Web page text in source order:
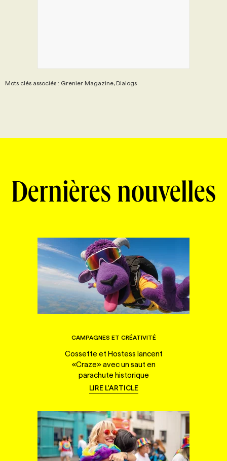
Mots clés associés : Grenier Magazine, Dialogs
Dernières nouvelles
CAMPAGNES ET CRÉATIVITÉ
Cossette et Hostess lancent
«Craze» avec un saut en
parachute historique
LIRE L'ARTICLE